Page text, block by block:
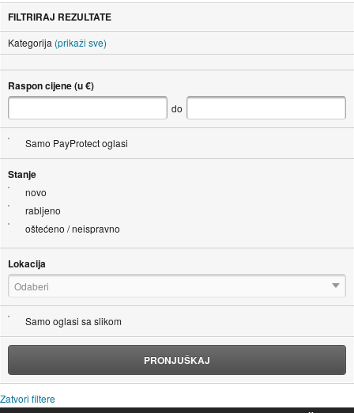
FILTRIRAJ REZULTATE
Kategorija (prikaži sve)
Raspon cijene (u €)
do
Samo PayProtect oglasi
Stanje
novo
rabljeno
oštećeno / neispravno
Lokacija
Odaberi
Samo oglasi sa slikom
PRONJUŠKAJ
Zatvori filtere